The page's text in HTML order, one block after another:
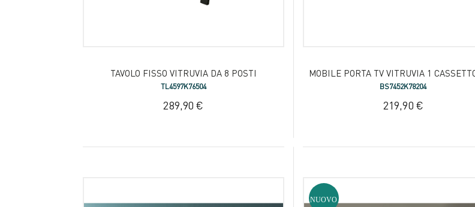
TAVOLO FISSO VITRUVIA DA 8 POSTI
TL4597K76504
289,90 €
BS7452K78204
219,90 €
NUOVO